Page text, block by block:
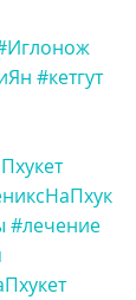
#кетгут
#лечение